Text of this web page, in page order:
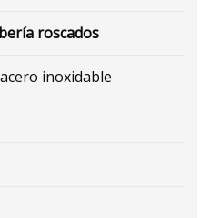
roscados
inoxidable